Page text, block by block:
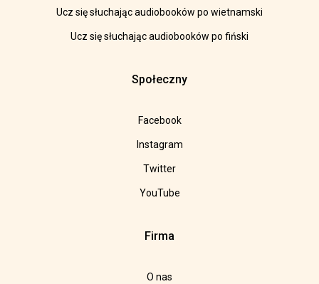
Ucz się słuchając audiobooków po wietnamski
Ucz się słuchając audiobooków po fiński
Społeczny
Facebook
Instagram
Twitter
YouTube
Firma
O nas